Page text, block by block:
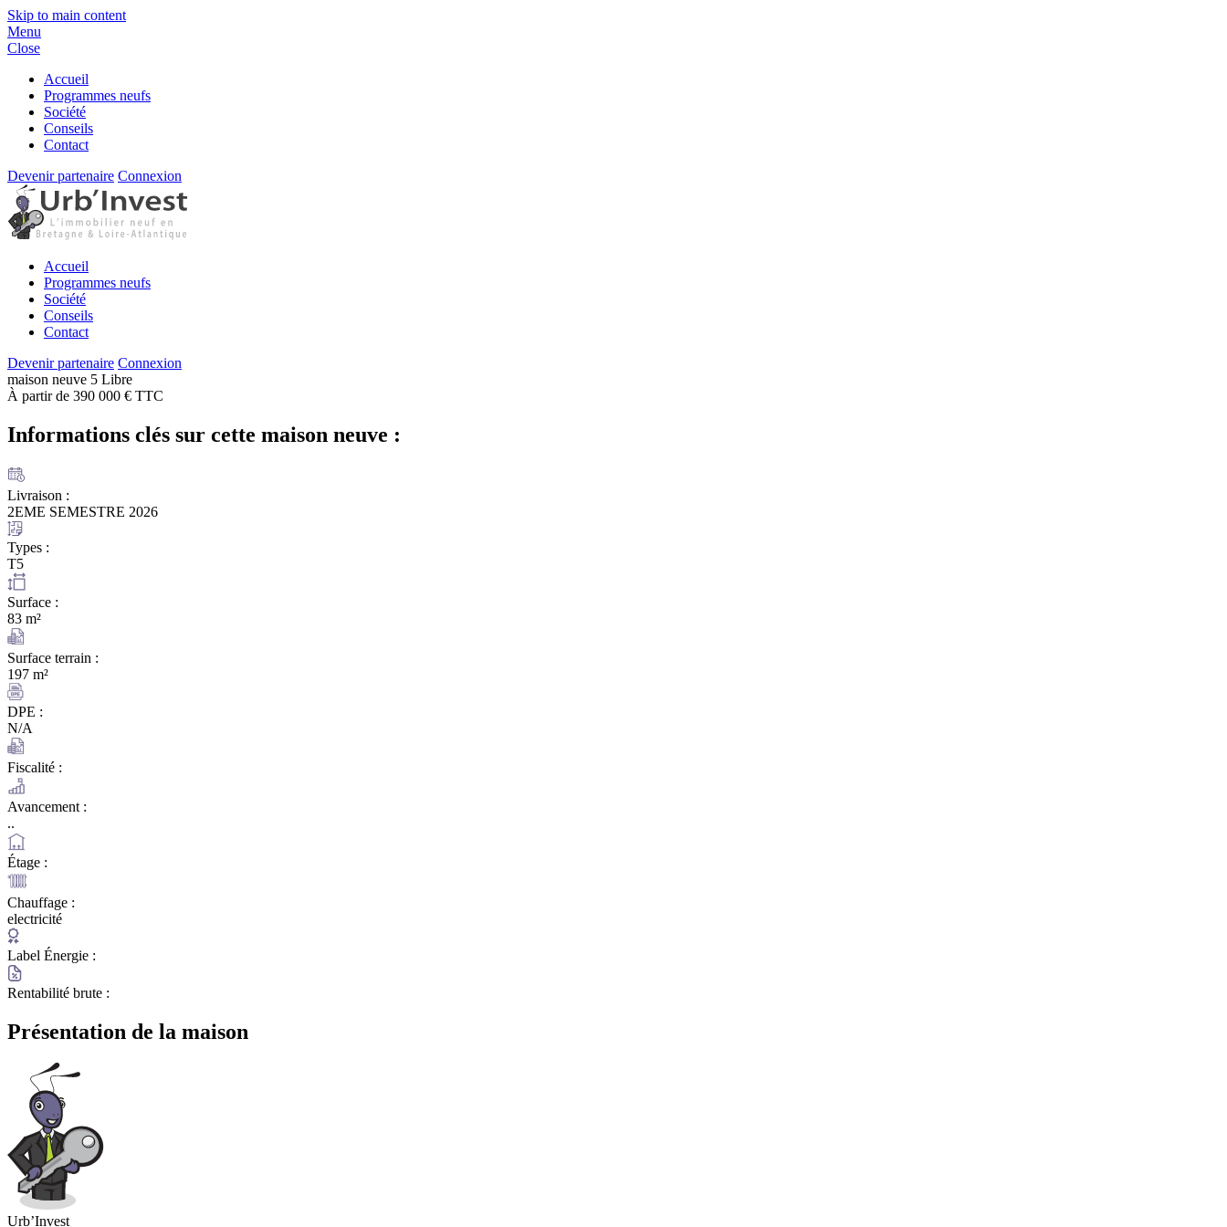
Skip to main content
Menu
Close
Accueil
Programmes neufs
Société
Conseils
Contact
Devenir partenaire Connexion
Accueil
Programmes neufs
Société
Conseils
Contact
Devenir partenaire Connexion
maison neuve 5 Libre
À partir de 390 000 € TTC
Informations clés sur cette maison neuve :
Livraison :
2EME SEMESTRE 2026
Types :
T5
Surface :
83 m²
Surface terrain :
197 m²
DPE :
N/A
Fiscalité :
Avancement :
..
Étage :
Chauffage :
electricité
Label Énergie :
Rentabilité brute :
Présentation de la maison
Urb’Invest